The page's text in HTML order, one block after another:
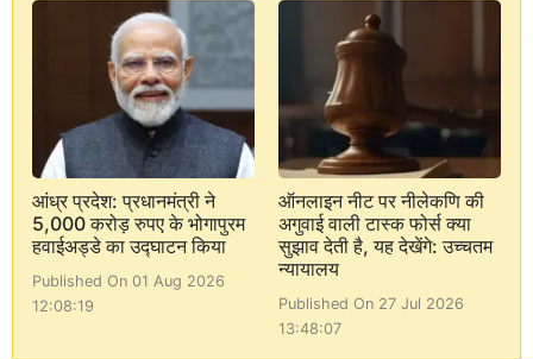
आंध्र प्रदेश: प्रधानमंत्री ने
5,000 करोड़ रुपए के भोगापुरम
हवाईअड्डे का उद्घाटन किया
Published On 01 Aug 2026
12:08:19
ऑनलाइन नीट पर नीलेकणि की
अगुवाई वाली टास्क फोर्स क्या
सुझाव देती है, यह देखेंगे: उच्चतम
न्यायालय
Published On 27 Jul 2026
13:48:07